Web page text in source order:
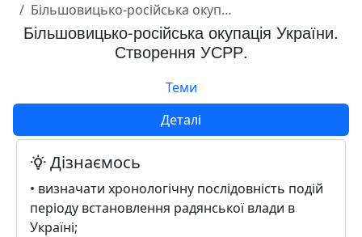
Більшовицько-російська окупація України. Створення УСРР.
Більшовицько-російська окупація України.
Створення УСРР.
Теми
Деталі
Дізнаємось
• визначати хронологічну послідовність подій
періоду встановлення радянської влади в
Україні;